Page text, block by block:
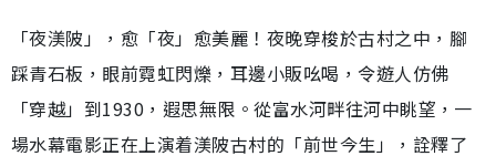
「夜渼陂」，愈「夜」愈美麗！夜晚穿梭於古村之中，腳
踩青石板，眼前霓虹閃爍，耳邊小販吆喝，令遊人仿佛
「穿越」到1930，遐思無限。從富水河畔往河中眺望，一
場水幕電影正在上演着渼陂古村的「前世今生」，詮釋了